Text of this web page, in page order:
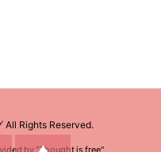
All Rights Reserved.
by "Thought is free".